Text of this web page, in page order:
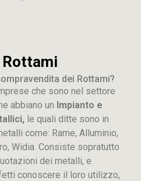
dei Rottami?
che sono nel settore
abbiano un Impianto e
le quali ditte sono in
come: Rame, Alluminio,
Widia. Consiste sopratutto
dei metalli, e
conoscere il loro utilizzo,